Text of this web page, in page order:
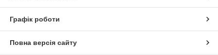
Графік роботи
Повна версія сайту